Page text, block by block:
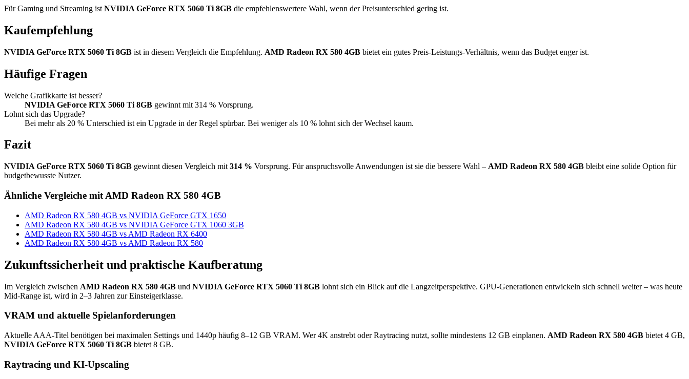
Für Gaming und Streaming ist NVIDIA GeForce RTX 5060 Ti 8GB die empfehlenswertere Wahl, wenn der Preisunterschied gering ist.
Kaufempfehlung
NVIDIA GeForce RTX 5060 Ti 8GB ist in diesem Vergleich die Empfehlung. AMD Radeon RX 580 4GB bietet ein gutes Preis-Leistungs-Verhältnis, wenn das Budget enger ist.
Häufige Fragen
Welche Grafikkarte ist besser?
NVIDIA GeForce RTX 5060 Ti 8GB gewinnt mit 314 % Vorsprung.
Lohnt sich das Upgrade?
Bei mehr als 20 % Unterschied ist ein Upgrade in der Regel spürbar. Bei weniger als 10 % lohnt sich der Wechsel kaum.
Fazit
NVIDIA GeForce RTX 5060 Ti 8GB gewinnt diesen Vergleich mit 314 % Vorsprung. Für anspruchsvolle Anwendungen ist sie die bessere Wahl – AMD Radeon RX 580 4GB bleibt eine solide Option für
budgetbewusste Nutzer.
Ähnliche Vergleiche mit AMD Radeon RX 580 4GB
AMD Radeon RX 580 4GB vs NVIDIA GeForce GTX 1650
AMD Radeon RX 580 4GB vs NVIDIA GeForce GTX 1060 3GB
AMD Radeon RX 580 4GB vs AMD Radeon RX 6400
AMD Radeon RX 580 4GB vs AMD Radeon RX 580
Zukunftssicherheit und praktische Kaufberatung
Im Vergleich zwischen AMD Radeon RX 580 4GB und NVIDIA GeForce RTX 5060 Ti 8GB lohnt sich ein Blick auf die Langzeitperspektive. GPU-Generationen entwickeln sich schnell weiter – was heute
Mid-Range ist, wird in 2–3 Jahren zur Einsteigerklasse.
VRAM und aktuelle Spielanforderungen
Aktuelle AAA-Titel benötigen bei maximalen Settings und 1440p häufig 8–12 GB VRAM. Wer 4K anstrebt oder Raytracing nutzt, sollte mindestens 12 GB einplanen. AMD Radeon RX 580 4GB bietet 4 GB,
NVIDIA GeForce RTX 5060 Ti 8GB bietet 8 GB.
Raytracing und KI-Upscaling